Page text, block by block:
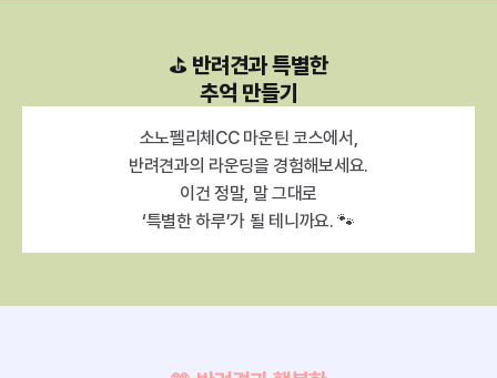
⛳ 반려견과 특별한
추억 만들기
소노펠리체CC 마운틴 코스에서,
반려견과의 라운딩을 경험해보세요.
이건 정말, 말 그대로
‘특별한 하루’가 될 테니까요. 🐾